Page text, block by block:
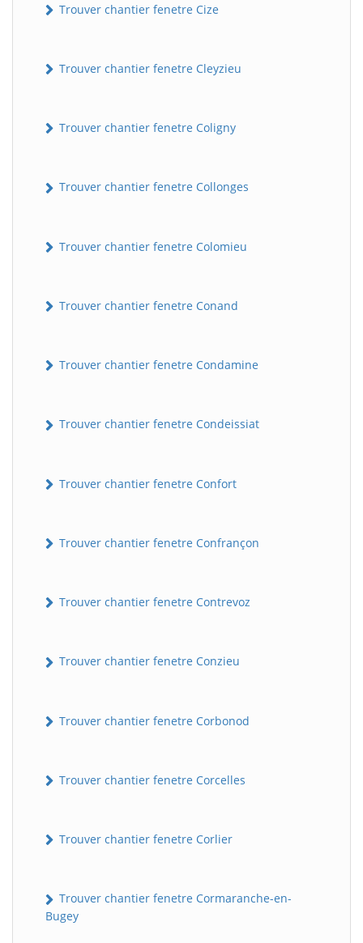
Trouver chantier fenetre Cize
Trouver chantier fenetre Cleyzieu
Trouver chantier fenetre Coligny
Trouver chantier fenetre Collonges
Trouver chantier fenetre Colomieu
Trouver chantier fenetre Conand
Trouver chantier fenetre Condamine
Trouver chantier fenetre Condeissiat
Trouver chantier fenetre Confort
Trouver chantier fenetre Confrançon
Trouver chantier fenetre Contrevoz
Trouver chantier fenetre Conzieu
Trouver chantier fenetre Corbonod
Trouver chantier fenetre Corcelles
Trouver chantier fenetre Corlier
Trouver chantier fenetre Cormaranche-en-
Bugey
B BatiWebPro
Assistant en ligne